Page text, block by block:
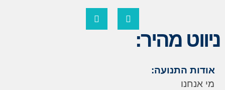
ניווט מהיר:
אודות התנועה:
מי אנחנו